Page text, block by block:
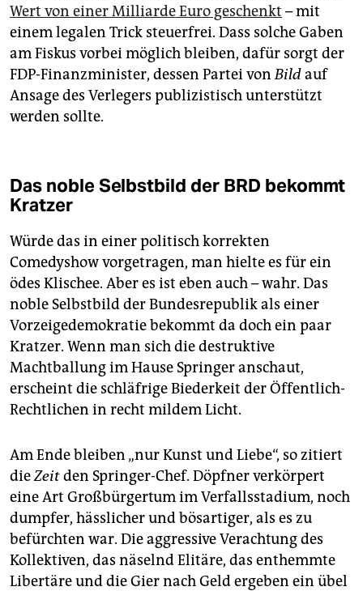
Wert von einer Milliarde Euro geschenkt – mit
einem legalen Trick steuerfrei. Dass solche Gaben
am Fiskus vorbei möglich bleiben, dafür sorgt der
FDP-Finanzminister, dessen Partei vonBildauf
Ansage des Verlegers publizistisch unterstützt
werden sollte.
Das noble Selbstbild der BRD bekommt
Kratzer
Würde das in einer politisch korrekten
Comedyshow vorgetragen, man hielte es für ein
ödes Klischee. Aber es ist eben auch – wahr. Das
noble Selbstbild der Bundesrepublik als einer
Vorzeigedemokratie bekommt da doch ein paar
Kratzer. Wenn man sich die destruktive
Machtballung im Hause Springer anschaut,
erscheint die schläfrige Biederkeit der Öffentlich-
Rechtlichen in recht mildem Licht.
Am Ende bleiben „nur Kunst und Liebe“, so zitiert
dieZeitden Springer-Chef. Döpfner verkörpert
eine Art Großbürgertum im Verfallsstadium, noch
dumpfer, hässlicher und bösartiger, als es zu
befürchten war. Die aggressive Verachtung des
Kollektiven, das näselnd Elitäre, das enthemmte
Libertäre und die Gier nach Geld ergeben ein übel